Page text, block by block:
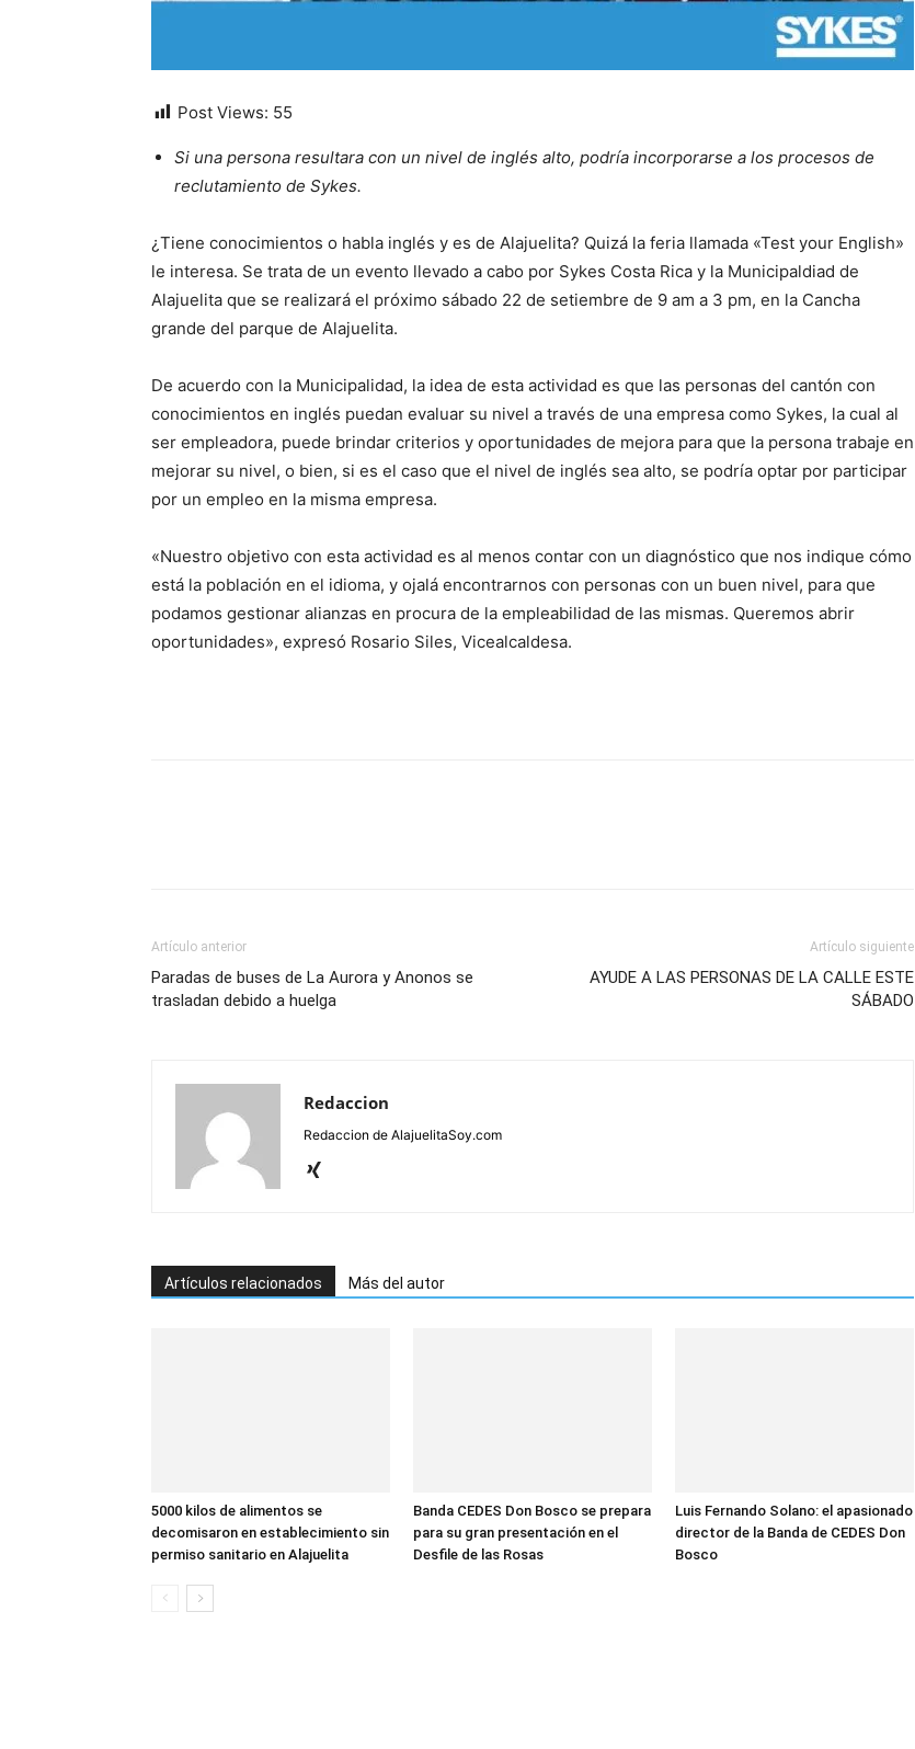
Post Views: 55
Si una persona resultara con un nivel de inglés alto, podría incorporarse a los procesos de
reclutamiento de Sykes.
¿Tiene conocimientos o habla inglés y es de Alajuelita? Quizá la feria llamada «Test your English»
le interesa. Se trata de un evento llevado a cabo por Sykes Costa Rica y la Municipaldiad de
Alajuelita que se realizará el próximo sábado 22 de setiembre de 9 am a 3 pm, en la Cancha
grande del parque de Alajuelita.
De acuerdo con la Municipalidad, la idea de esta actividad es que las personas del cantón con
conocimientos en inglés puedan evaluar su nivel a través de una empresa como Sykes, la cual al
ser empleadora, puede brindar criterios y oportunidades de mejora para que la persona trabaje en
mejorar su nivel, o bien, si es el caso que el nivel de inglés sea alto, se podría optar por participar
por un empleo en la misma empresa.
«Nuestro objetivo con esta actividad es al menos contar con un diagnóstico que nos indique cómo
está la población en el idioma, y ojalá encontrarnos con personas con un buen nivel, para que
podamos gestionar alianzas en procura de la empleabilidad de las mismas. Queremos abrir
oportunidades», expresó Rosario Siles, Vicealcaldesa.
Artículo anterior
Paradas de buses de La Aurora y Anonos se
trasladan debido a huelga
Artículo siguiente
AYUDE A LAS PERSONAS DE LA CALLE ESTE
SÁBADO
Redaccion
Redaccion de AlajuelitaSoy.com
Artículos relacionados Más del autor
5000 kilos de alimentos se
decomisaron en establecimiento sin
permiso sanitario en Alajuelita
Banda CEDES Don Bosco se prepara
para su gran presentación en el
Desfile de las Rosas
Luis Fernando Solano: el apasionado
director de la Banda de CEDES Don
Bosco